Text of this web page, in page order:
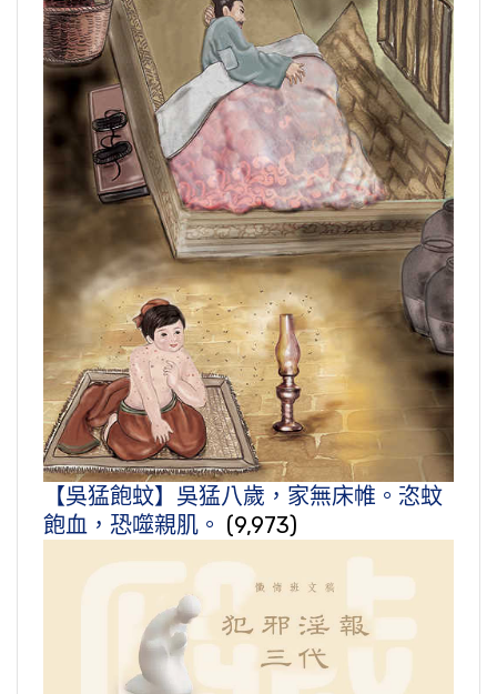
【吳猛飽蚊】吳猛八歲，家無床帷。恣蚊
飽血，恐噬親肌。 (9,973)